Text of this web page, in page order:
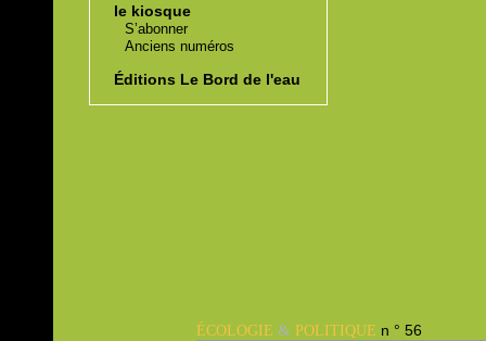
le kiosque
S’abonner
Anciens numéros
Éditions Le Bord de l'eau
ÉCOLOGIE& POLITIQUE n ° 56